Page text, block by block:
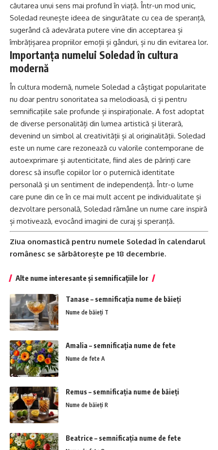
căutarea unui sens mai profund în viață. Într-un mod unic,
Soledad reunește ideea de singurătate cu cea de speranță,
sugerând că adevărata putere vine din acceptarea și
îmbrățișarea propriilor emoții și gânduri, și nu din evitarea lor.
Importanța numelui Soledad în cultura
modernă
În cultura modernă, numele Soledad a câștigat popularitate
nu doar pentru sonoritatea sa melodioasă, ci și pentru
semnificațiile sale profunde și inspiraționale. A fost adoptat
de diverse personalități din lumea artistică și literară,
devenind un simbol al creativității și al originalității. Soledad
este un nume care rezonează cu valorile contemporane de
autoexprimare și autenticitate, fiind ales de părinți care
doresc să insufle copiilor lor o puternică identitate
personală și un sentiment de independență. Într-o lume
care pune din ce în ce mai mult accent pe individualitate și
dezvoltare personală, Soledad rămâne un nume care inspiră
și motivează, evocând imagini de curaj și speranță.
Ziua onomastică pentru numele Soledad în calendarul
românesc se sărbătorește pe 18 decembrie.
Alte nume interesante și semnificațiile lor
Tanase – semnificația nume de băieți
Nume de băieți T
Amalia – semnificația nume de fete
Nume de fete A
Remus – semnificația nume de băieți
Nume de băieți R
Beatrice – semnificația nume de fete